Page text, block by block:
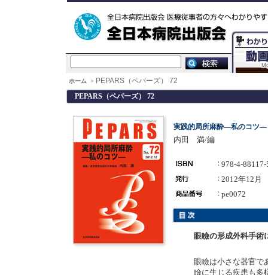
ホーム > PEPARS（ペパーズ） 72
PEPARS（ペパーズ） 72
実践的局所麻酔―私のコツ―
内田 満/編
978-4-
2012年12月
pe0072
眼瞼の形成外科手術
眼瞼は小さな器官で
瞼に生じる疾患も多